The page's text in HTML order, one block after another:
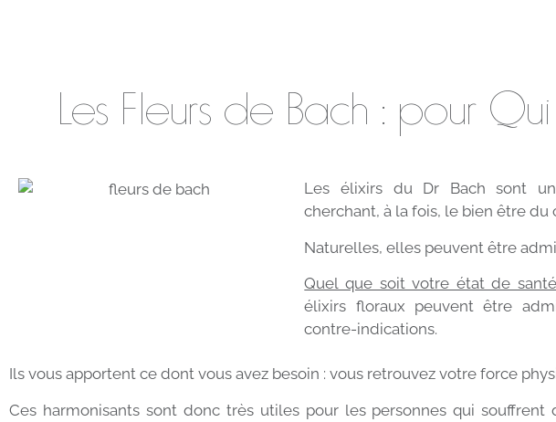
Les Fleurs de Bach : pour
Les élixirs du Dr Bach sont
cherchant, à la fois, le bien être du
Naturelles, elles peuvent être
Quel que soit votre état de
élixirs floraux peuvent être
contre-indications.
Ils vous apportent ce dont vous avez besoin : vous retrouvez votre force
Ces harmonisants sont donc très utiles pour les personnes qui souffrent